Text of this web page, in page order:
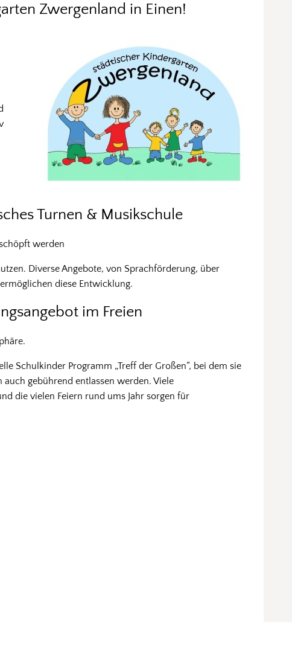
Zwergenland in Einen!
Turnen & Musikschule
werden
Diverse Angebote, von Sprachförderung, über
diese Entwicklung.
im Freien
Schulkinder Programm „Treff der Großen“, bei dem sie
gebührend entlassen werden. Viele
die vielen Feiern rund ums Jahr sorgen für